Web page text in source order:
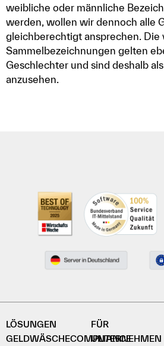
weibliche oder männliche
werden, wollen wir dennoch alle
gleichberechtigt ansprechen. Die
Sammelbezeichnungen gelten
Geschlechter und sind deshalb
anzusehen.
LÖSUNGEN
GELDWÄSCHECOMPLIANCE
FÜR
UNTERNEHMEN